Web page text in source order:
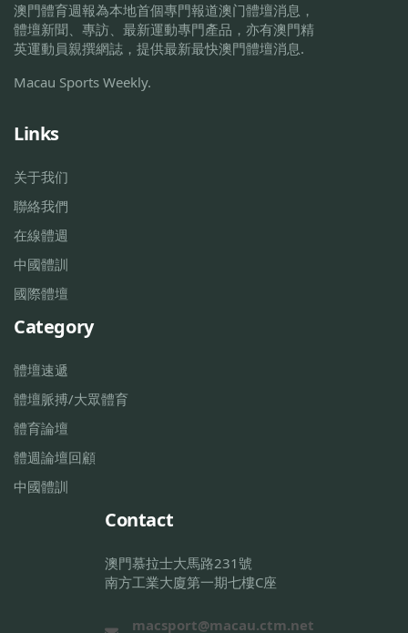
澳門體育週報為本地首個專門報道澳门體壇消息，
體壇新聞、專訪、最新運動專門產品，亦有澳門精
英運動員親撰網誌，提供最新最快澳門體壇消息.
Macau Sports Weekly.
Links
关于我们
聯絡我們
在線體週
中國體訓
國際體壇
Category
體壇速遞
體壇脈搏/大眾體育
體育論壇
體週論壇回顧
中國體訓
Contact
澳門慕拉士大馬路231號
南方工業大廈第一期七樓C座
macsport@macau.ctm.net